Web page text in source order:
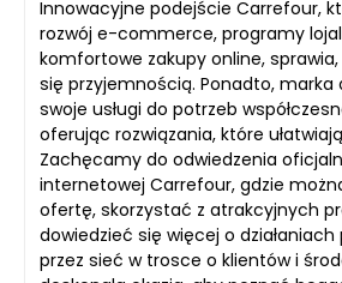
Innowacyjne podejście Carrefour,
rozwój e-commerce, programy
komfortowe zakupy online,
się przyjemnością. Ponadto, marka
swoje usługi do potrzeb
oferując rozwiązania, które
Zachęcamy do odwiedzenia
internetowej Carrefour, gdzie
ofertę, skorzystać z atrakcyjnych
dowiedzieć się więcej o
przez sieć w trosce o klientów i